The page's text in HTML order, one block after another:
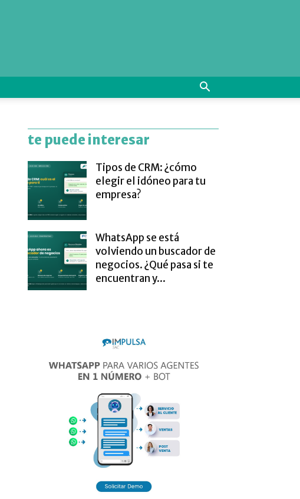
te puede interesar
Tipos de CRM: ¿cómo
elegir el idóneo para tu
empresa?
WhatsApp se está
volviendo un buscador de
negocios. ¿Qué pasa si te
encuentran y...